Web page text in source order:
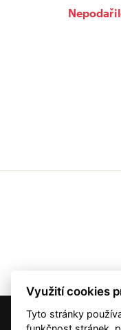
© 2001 — 2026
Využití cookies
Tyto stránky